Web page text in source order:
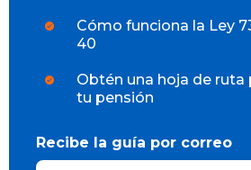
Cómo funciona la Ley
40
Obtén una hoja de ruta
tu pensión
Recibe la guía por correo